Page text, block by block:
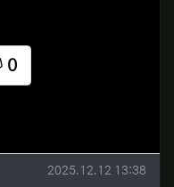
0
비추천
작성일
2025.12.12 13:38